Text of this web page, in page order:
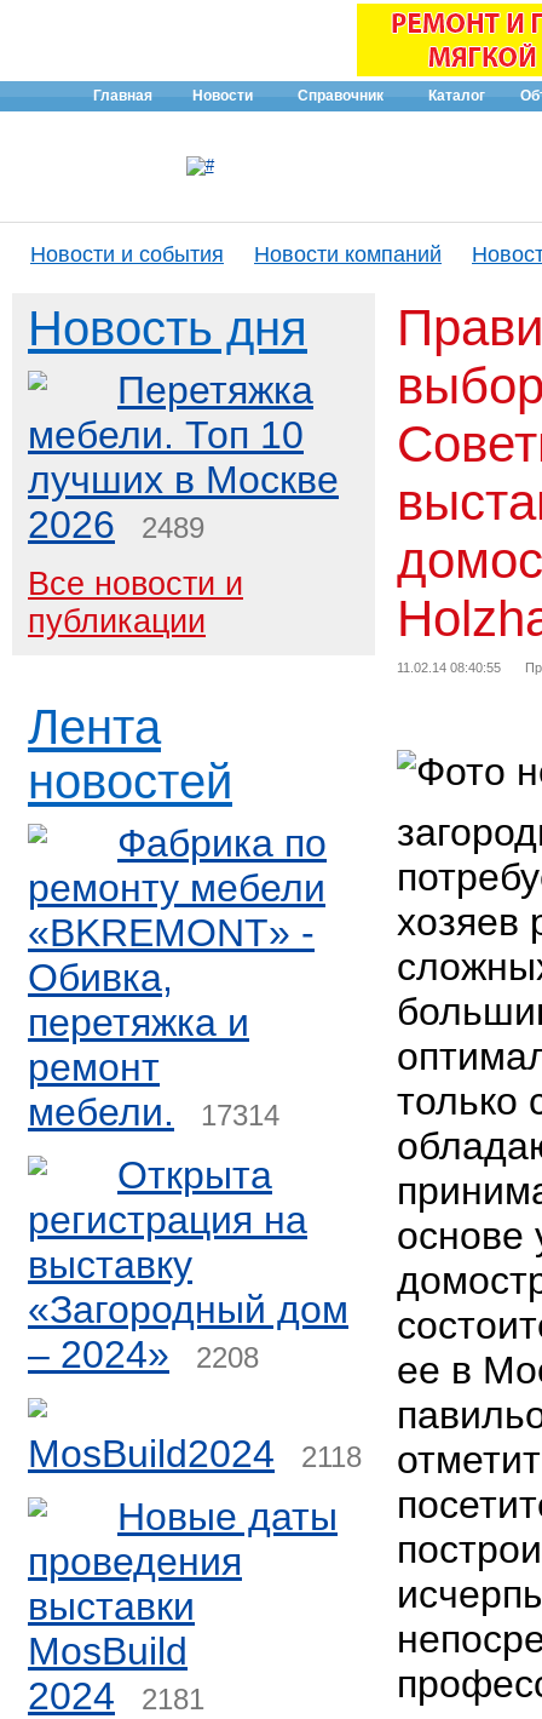
Главная Новости Справочник Каталог
Новости и события Новости компаний
Новость дня
Перетяжка
мебели. Топ 10
лучших в Москве
2026
2489
Все новости и
публикации
Лента
новостей
Фабрика по
ремонту мебели
«BKREMONT» -
Обивка,
перетяжка и
ремонт
мебели.
17314
Открыта
регистрация на
выставку
«Загородный дом
– 2024»
2208
MosBuild2024 2118
Новые даты
проведения
выставки
MosBuild
2024
2181
11.02.14 08:40:55
хозяев
только
основе
ее в